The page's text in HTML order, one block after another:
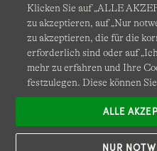
Diese Website ist durch
Datenschutzerklärung
Klicken Sie auf „ALLE
zu akzeptieren, auf „Nur
zu akzeptieren, die für die
erforderlich sind oder auf
mehr zu erfahren und Ihre
festzulegen. Diese können
NUR
ALLE